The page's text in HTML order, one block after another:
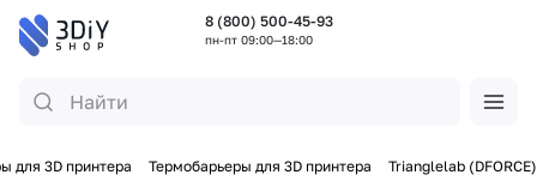
8 (800) 500-45-93
пн-пт 09:00—18:00
для 3D принтера Термобарьеры для 3D принтера Trianglelab (DFORCE)